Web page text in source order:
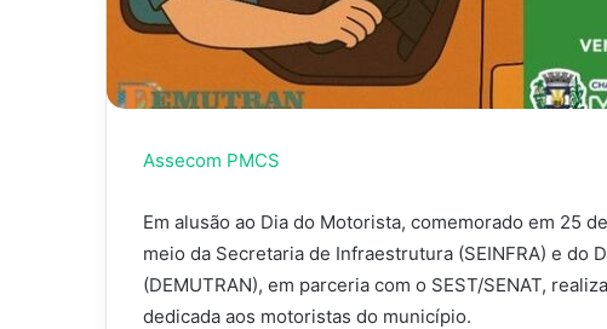
Assecom PMCS
Em alusão ao Dia do Motorista, comemorado em 25
meio da Secretaria de Infraestrutura (SEINFRA) e do
(DEMUTRAN), em parceria com o SEST/SENAT,
dedicada aos motoristas do município.